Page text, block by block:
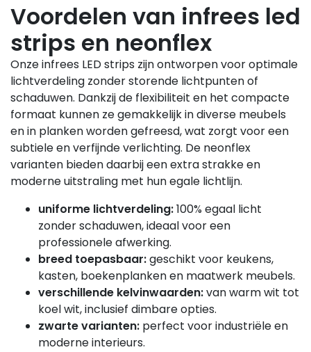
Voordelen van infrees led
strips en neonflex
Onze infrees LED strips zijn ontworpen voor optimale
lichtverdeling zonder storende lichtpunten of
schaduwen. Dankzij de flexibiliteit en het compacte
formaat kunnen ze gemakkelijk in diverse meubels
en in planken worden gefreesd, wat zorgt voor een
subtiele en verfijnde verlichting. De neonflex
varianten bieden daarbij een extra strakke en
moderne uitstraling met hun egale lichtlijn.
uniforme lichtverdeling:100% egaal licht
zonder schaduwen, ideaal voor een
professionele afwerking.
breed toepasbaar:geschikt voor keukens,
kasten, boekenplanken en maatwerk meubels.
verschillende kelvinwaarden:van warm wit tot
koel wit, inclusief dimbare opties.
zwarte varianten: perfect voor industriële en
moderne interieurs.